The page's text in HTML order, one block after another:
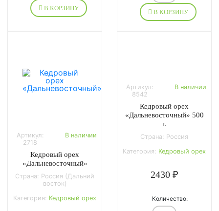
В КОРЗИНУ В КОРЗИНУ
Артикул:
2718
В наличии
Кедровый орех
«Дальневосточный»
Страна: Россия (Дальний
восток)
Категория: Кедровый орех
Артикул:
8542
В наличии
Кедровый орех
«Дальневосточный» 500
г.
Страна: Россия
Категория: Кедровый орех
2430 ₽
Количество: